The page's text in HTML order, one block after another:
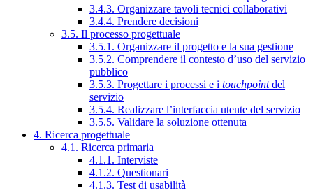
3.4.3. Organizzare tavoli tecnici collaborativi
3.4.4. Prendere decisioni
3.5. Il processo progettuale
3.5.1. Organizzare il progetto e la sua gestione
3.5.2. Comprendere il contesto d’uso del servizio
pubblico
3.5.3. Progettare i processi e i touchpointdel
servizio
3.5.4. Realizzare l’interfaccia utente del servizio
3.5.5. Validare la soluzione ottenuta
4. Ricerca progettuale
4.1. Ricerca primaria
4.1.1. Interviste
4.1.2. Questionari
4.1.3. Test di usabilità